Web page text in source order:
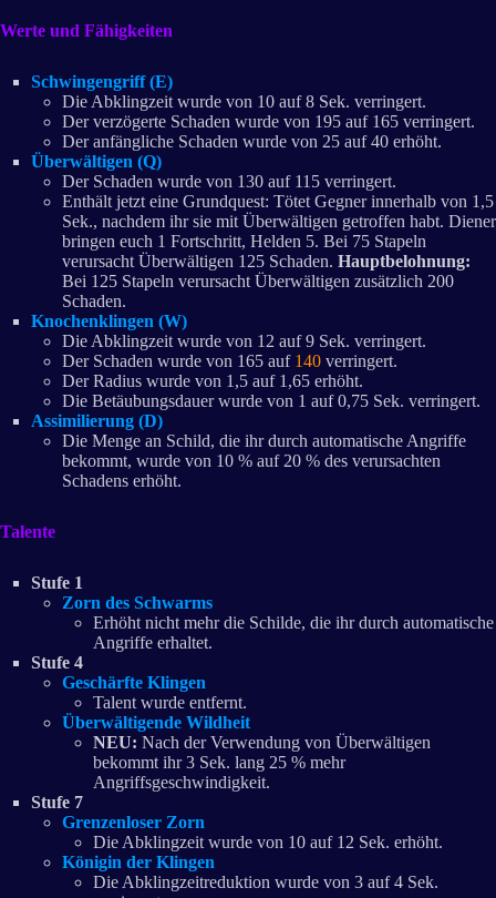
Werte und Fähigkeiten
Schwingengriff (E)
Die Abklingzeit wurde von 10 auf 8 Sek. verringert.
Der verzögerte Schaden wurde von 195 auf 165 verringert.
Der anfängliche Schaden wurde von 25 auf 40 erhöht.
Überwältigen (Q)
Der Schaden wurde von 130 auf 115 verringert.
Enthält jetzt eine Grundquest: Tötet Gegner innerhalb von 1,5
Sek., nachdem ihr sie mit Überwältigen getroffen habt. Diener
bringen euch 1 Fortschritt, Helden 5. Bei 75 Stapeln
verursacht Überwältigen 125 Schaden. Hauptbelohnung:
Bei 125 Stapeln verursacht Überwältigen zusätzlich 200
Schaden.
Knochenklingen (W)
Die Abklingzeit wurde von 12 auf 9 Sek. verringert.
Der Schaden wurde von 165 auf 140 verringert.
Der Radius wurde von 1,5 auf 1,65 erhöht.
Die Betäubungsdauer wurde von 1 auf 0,75 Sek. verringert.
Assimilierung (D)
Die Menge an Schild, die ihr durch automatische Angriffe
bekommt, wurde von 10 % auf 20 % des verursachten
Schadens erhöht.
Talente
Stufe 1
Zorn des Schwarms
Erhöht nicht mehr die Schilde, die ihr durch automatische
Angriffe erhaltet.
Stufe 4
Geschärfte Klingen
Talent wurde entfernt.
Überwältigende Wildheit
NEU: Nach der Verwendung von Überwältigen
bekommt ihr 3 Sek. lang 25 % mehr
Angriffsgeschwindigkeit.
Stufe 7
Grenzenloser Zorn
Die Abklingzeit wurde von 10 auf 12 Sek. erhöht.
Königin der Klingen
Die Abklingzeitreduktion wurde von 3 auf 4 Sek.